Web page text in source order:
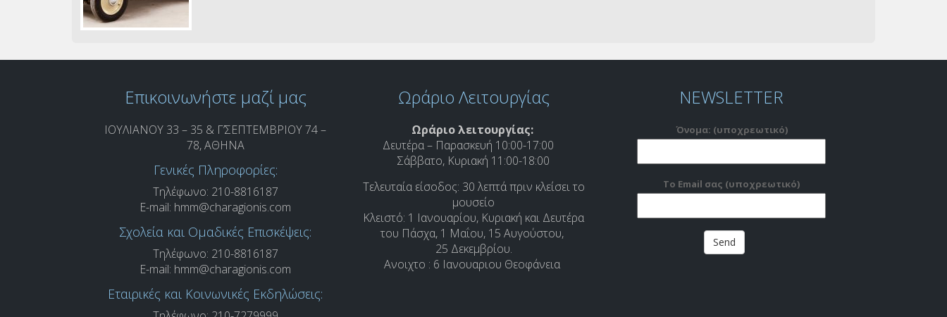
Επικοινωνήστε μαζί μας
ΙΟΥΛΙΑΝΟΥ 33 – 35 & Γ’ΣΕΠΤΕΜΒΡΙΟΥ 74 –
78, ΑΘΗΝΑ
Γενικές Πληροφορίες:
Τηλέφωνο: 210-8816187
E-mail: hmm@charagionis.com
Σχολεία και Ομαδικές Επισκέψεις:
Τηλέφωνο: 210-8816187
E-mail: hmm@charagionis.com
Εταιρικές και Κοινωνικές Εκδηλώσεις:
Ωράριο Λειτουργίας
Ωράριο λειτουργίας:
Δευτέρα – Παρασκευή 10:00-17:00
Σάββατο, Κυριακή 11:00-18:00
Τελευταία είσοδος: 30 λεπτά πριν κλείσει το
μουσείο
Κλειστό: 1 Ιανουαρίου, Κυριακή και Δευτέρα
του Πάσχα, 1 Μαΐου, 15 Αυγούστου,
25 Δεκεμβρίου.
Ανοιχτο : 6 Ιανουαριου Θεοφάνεια
NEWSLETTER
Όνομα: (υποχρεωτικό)
Το Email σας (υποχρεωτικό)